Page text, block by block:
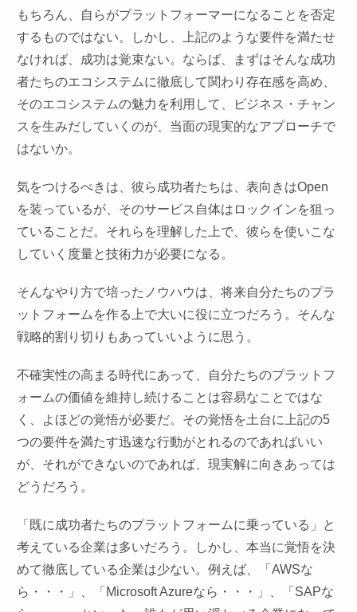
もちろん、自らがプラットフォーマーになることを否定
するものではない。しかし、上記のような要件を満たせ
なければ、成功は覚束ない。ならば、まずはそんな成功
者たちのエコシステムに徹底して関わり存在感を高め、
そのエコシステムの魅力を利用して、ビジネス・チャン
スを生みだしていくのが、当面の現実的なアプローチで
はないか。
気をつけるべきは、彼ら成功者たちは、表向きはOpen
を装っているが、そのサービス自体はロックインを狙っ
ていることだ。それらを理解した上で、彼らを使いこな
していく度量と技術力が必要になる。
そんなやり方で培ったノウハウは、将来自分たちのプラ
ットフォームを作る上で大いに役に立つだろう。そんな
戦略的割り切りもあっていいように思う。
不確実性の高まる時代にあって、自分たちのプラットフ
ォームの価値を維持し続けることは容易なことではな
く、よほどの覚悟が必要だ。その覚悟を土台に上記の5
つの要件を満たす迅速な行動がとれるのであればいい
が、それができないのであれば、現実解に向きあっては
どうだろう。
「既に成功者たちのプラットフォームに乗っている」と
考えている企業は多いだろう。しかし、本当に覚悟を決
めて徹底している企業は少ない。例えば、「AWSな
ら・・・」、「Microsoft Azureなら・・・」、「SAPな